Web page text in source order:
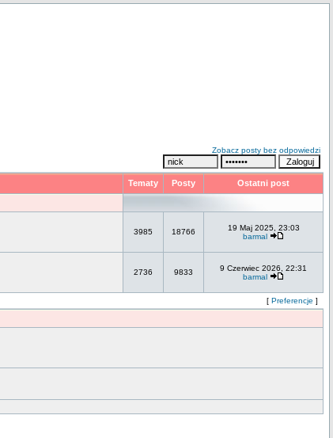
Zobacz posty bez odpowiedzi
Tematy Posty Ostatni post
3985 18766
19 Maj 2025, 23:03
barmal
2736 9833
9 Czerwiec 2026, 22:31
barmal
[ Preferencje ]